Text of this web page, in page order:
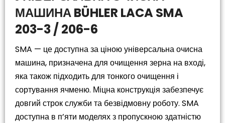
МАШИНА BÜHLER LACA SMA
203-3 / 206-6
SMA — це доступна за ціною універсальна очисна
машина, призначена для очищення зерна на вході,
яка також підходить для тонкого очищення і
сортування ячменю. Міцна конструкція забезпечує
довгий строк служби та безвідмовну роботу. SMA
доступна в п’яти моделях з пропускною здатністю